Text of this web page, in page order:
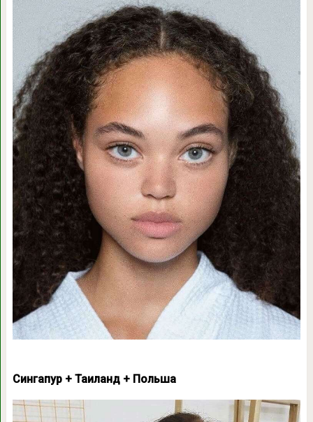
Сингапур + Таиланд + Польша